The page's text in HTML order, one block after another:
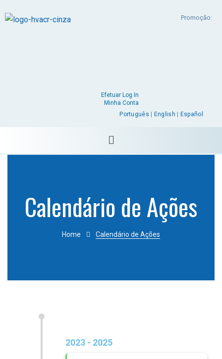
Promoção:
Efetuar Log In
Minha Conta
Português
English Español
Calendário de Ações
Home Calendário de Ações
2023 - 2025